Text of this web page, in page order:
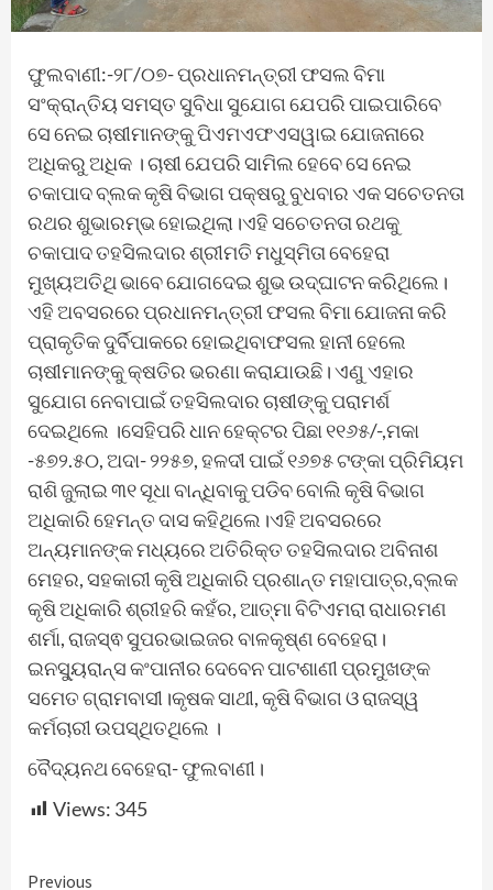
ଫୁଲବାଣୀ:-୨୮/୦୭- ପ୍ରଧାନମନ୍ତ୍ରୀ ଫସଲ ବିମା
ସଂକ୍ରାନ୍ତିୟ ସମସ୍ତ ସୁବିଧା ସୁଯୋଗ ଯେପରି ପାଇପାରିବେ
ସେ ନେଇ ଚାଷୀମାନଙ୍କୁ ପିଏମଏଫଏସୱାଇ ଯୋଜନାରେ
ଅଧିକରୁ ଅଧିକ । ଚାଷୀ ଯେପରି ସାମିଲ ହେବେ ସେ ନେଇ
ଚକାପାଦ ବ୍ଲକ କୃଷି ବିଭାଗ ପକ୍ଷରୁ ବୁଧବାର ଏକ ସଚେତନତା
ରଥର ଶୁଭାରମ୍ଭ ହୋଇଥିଲା।ଏହି ସଚେତନତା ରଥକୁ
ଚକାପାଦ ତହସିଲଦାର ଶ୍ରୀମତି ମଧୁସ୍ମିତା ବେହେରା
ମୁଖ୍ୟଅତିଥି ଭାବେ ଯୋଗଦେଇ ଶୁଭ ଉଦ୍‌ଘାଟନ କରିଥିଲେ।
ଏହି ଅବସରରେ ପ୍ରଧାନମନ୍ତ୍ରୀ ଫସଲ ବିମା ଯୋଜନା କରି
ପ୍ରାକୃତିକ ଦୁର୍ବିପାକରେ ହୋଇଥିବାଫସଲ ହାନୀ ହେଲେ
ଚାଷୀମାନଙ୍କୁ କ୍ଷତିର ଭରଣା କରାଯାଉଛି। ଏଣୁ ଏହାର
ସୁଯୋଗ ନେବାପାଇଁ ତହସିଲଦାର ଚାଷୀଙ୍କୁ ପରାମର୍ଶ
ଦେଇଥିଲେ ।ସେହିପରି ଧାନ ହେକ୍ଟର ପିଛା ୧୧୬୫/-,ମକା
-୫୭୨.୫୦, ଅଦା- ୨୨୫୭, ହଳଦୀ ପାଇଁ ୧୬୭୫ ଟଙ୍କା ପ୍ରିମିୟମ
ରାଶି ଜୁଲାଇ ୩୧ ସୂଧା ବାନ୍ଧିବାକୁ ପଡିବ ବୋଲି କୃଷି ବିଭାଗ
ଅଧିକାରି ହେମନ୍ତ ଦାସ କହିଥିଲେ।ଏହି ଅବସରରେ
ଅନ୍ୟମାନଙ୍କ ମଧ୍ୟରେ ଅତିରିକ୍ତ ତହସିଲଦାର ଅବିନାଶ
ମେହର, ସହକାରୀ କୃଷି ଅଧିକାରି ପ୍ରଶାନ୍ତ ମହାପାତ୍ର,ବ୍ଲକ
କୃଷି ଅଧିକାରି ଶ୍ରୀହରି କହଁର, ଆତ୍ମା ବିଟିଏମରା ରାଧାରମଣ
ଶର୍ମା, ରାଜସ୍ଵ ସୁପରଭାଇଜର ବାଳକୃଷ୍ଣ ବେହେରା।
ଇନସ୍ୟୁରାନ୍ସ କଂପାନୀର ଦେବେନ ପାଟଶାଣୀ ପ୍ରମୁଖଙ୍କ
ସମେତ ଗ୍ରାମବାସୀ।କୃଷକ ସାଥୀ, କୃଷି ବିଭାଗ ଓ ରାଜସ୍ୱ
କର୍ମଚାରୀ ଉପସ୍ଥିତଥିଲେ ।
ବୈଦ୍ୟନଥ ବେହେରା- ଫୁଲବାଣୀ।
Views: 345
Previous